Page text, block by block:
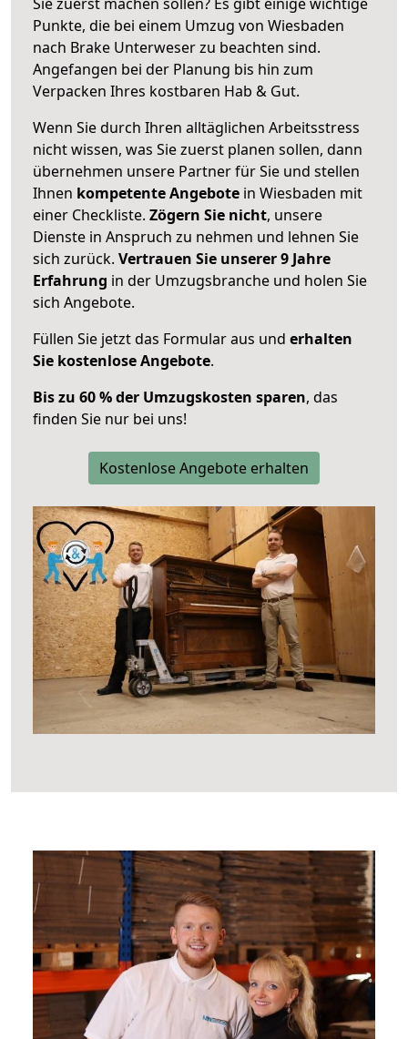
Punkte, die bei einem Umzug von Wiesbaden
nach Brake Unterweser zu beachten sind.
Angefangen bei der Planung bis hin zum
Verpacken Ihres kostbaren Hab & Gut.
Wenn Sie durch Ihren alltäglichen Arbeitsstress
nicht wissen, was Sie zuerst planen sollen, dann
übernehmen unsere Partner für Sie und stellen
Ihnen kompetente Angebote in Wiesbaden mit
einer Checkliste. Zögern Sie nicht, unsere
Dienste in Anspruch zu nehmen und lehnen Sie
sich zurück. Vertrauen Sie unserer 9 Jahre
Erfahrung in der Umzugsbranche und holen Sie
sich Angebote.
Füllen Sie jetzt das Formular aus und erhalten
Sie kostenlose Angebote.
Bis zu 60 % der Umzugskosten sparen, das
finden Sie nur bei uns!
Kostenlose Angebote erhalten